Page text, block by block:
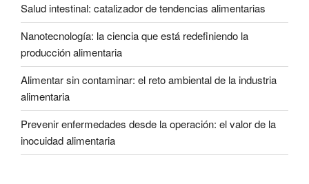
Salud intestinal: catalizador de tendencias alimentarias
Nanotecnología: la ciencia que está redefiniendo la
producción alimentaria
Alimentar sin contaminar: el reto ambiental de la industria
alimentaria
Prevenir enfermedades desde la operación: el valor de la
inocuidad alimentaria